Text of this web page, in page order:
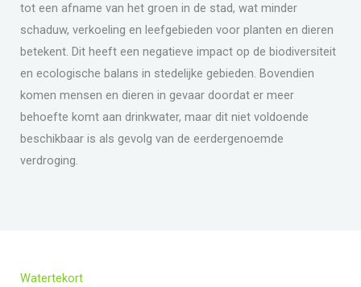
tot een afname van het groen in de stad, wat minder
schaduw, verkoeling en leefgebieden voor planten en dieren
betekent. Dit heeft een negatieve impact op de biodiversiteit
en ecologische balans in stedelijke gebieden. Bovendien
komen mensen en dieren in gevaar doordat er meer
behoefte komt aan drinkwater, maar dit niet voldoende
beschikbaar is als gevolg van de eerdergenoemde
verdroging.
Watertekort